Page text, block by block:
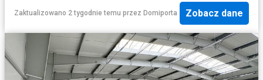
Zaktualizowano 2 tygodnie temu przez Domiporta Zobacz dane